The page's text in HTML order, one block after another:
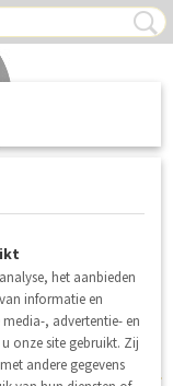
het aanbieden
informatie en
, advertentie- en
onze site gebruikt. Zij
andere gegevens